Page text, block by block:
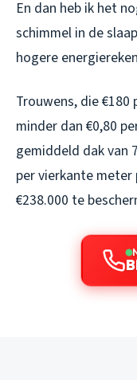
En dan heb ik het
schimmel in de
hogere
Trouwens, die
minder dan €0,80
gemiddeld dak van
per vierkante meter
€238.000 te